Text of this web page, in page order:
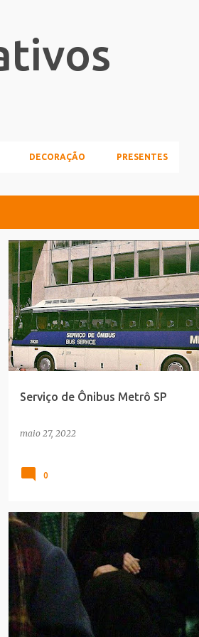
DECORAÇÃO PRESENTES
Serviço de Ônibus Metrô SP
maio 27, 2022
METRÔ PRESENTES CRIATIVOS
0
HUMOR METRÔ TRANSPORTE